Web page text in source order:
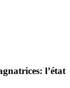
l’état